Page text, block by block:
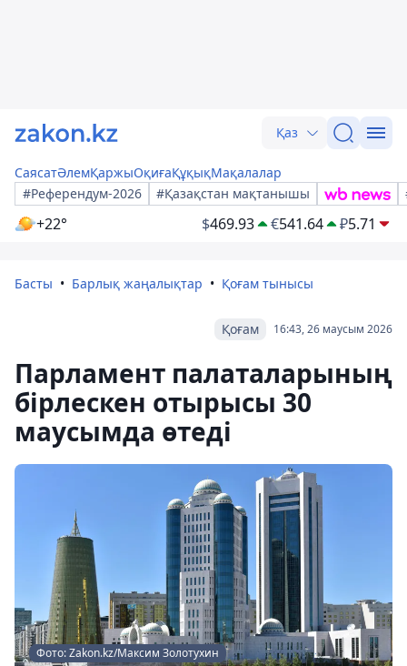
Қаз
СаясатӘлемҚаржыОқиғаҚұқықМақалалар
#Референдум-2026
#Қазақстан мақтанышы
+22° $469.93 €541.64 ₽5.71
Басты Барлық жаңалықтар Қоғам тынысы
16:43, 26 маусым 2026
Қоғам
Парламент палаталарының
бірлескен отырысы 30
маусымда өтеді
Фото: Zakon.kz/Максим Золотухин